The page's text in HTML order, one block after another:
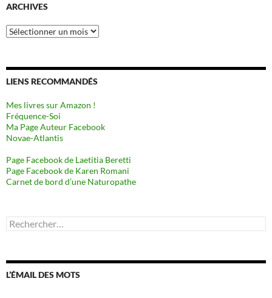
ARCHIVES
Archives
LIENS RECOMMANDÉS
Mes livres sur Amazon !
Fréquence-Soi
Ma Page Auteur Facebook
Novae-Atlantis
Page Facebook de Laetitia Beretti
Page Facebook de Karen Romani
Carnet de bord d’une Naturopathe
Rechercher :
L’ÉMAIL DES MOTS